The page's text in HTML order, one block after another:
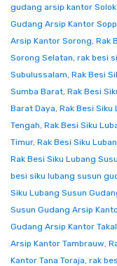
gudang arsip kantor
Gudang Arsip Kantor
Arsip Kantor Sorong, Rak
Sorong Selatan, rak besi
Subulussalam, Rak Besi
Sumba Barat, Rak Besi
Barat Daya, Rak Besi Siku
Tengah, Rak Besi Siku
Timur, Rak Besi Siku
Rak Besi Siku Lubang
besi siku lubang susun
Siku Lubang Susun
Susun Gudang Arsip
Gudang Arsip Kantor
Arsip Kantor Tambrauw,
Kantor Tana Toraja, rak